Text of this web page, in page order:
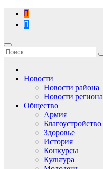
Перейти
содержимому
Новости
Новости района
Новости региона
Общество
Армия
Благоустройство
Здоровье
История
Конкурсы
Культура